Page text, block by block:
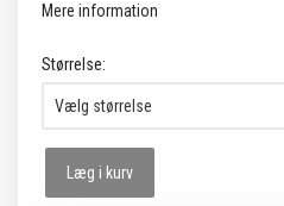
Mere information
Størrelse:
Læg i kurv